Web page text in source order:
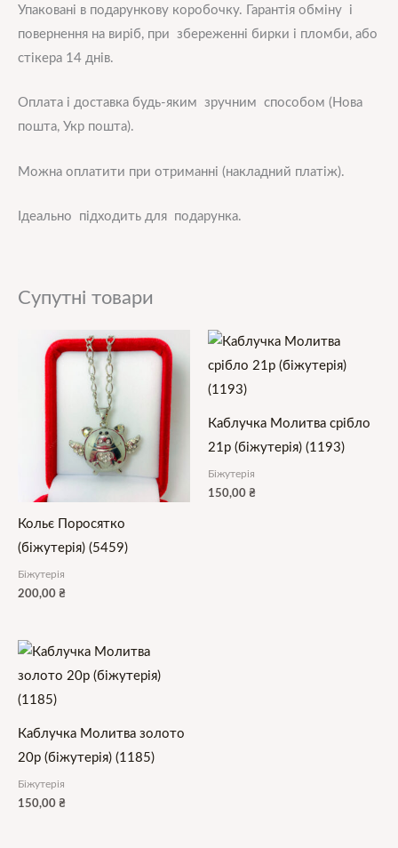
Упаковані в подарункову коробочку. Гарантія обміну і
повернення на виріб, при збереженні бирки і пломби, або
стікера 14 днів.
Оплата і доставка будь-яким зручним способом (Нова
пошта, Укр пошта).
Можна оплатити при отриманні (накладний платіж).
Ідеально підходить для подарунка.
Супутні товари
Кольє Поросятко
(біжутерія) (5459)
Біжутерія
200,00 ₴
Каблучка Молитва срібло
21р (біжутерія) (1193)
Біжутерія
150,00 ₴
Каблучка Молитва золото
20р (біжутерія) (1185)
Біжутерія
150,00 ₴